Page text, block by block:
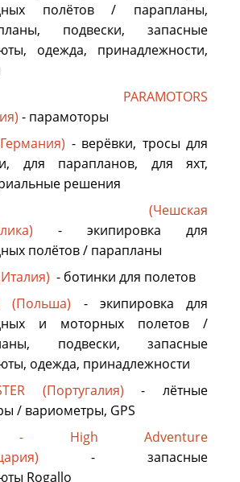
полётов / парапланы,
подвески, запасные
одежда, принадлежности,
PARAMOTORS
- парамоторы
- верёвки, тросы для
для парапланов, для яхт,
решения
(Чешская
- экипировка для
полётов / парапланы
- ботинки для полетов
(Польша) - экипировка для
и моторных полетов /
подвески, запасные
одежда, принадлежности
(Португалия) - лётные
/ вариометры, GPS
High Adventure
- запасные
Rogallo